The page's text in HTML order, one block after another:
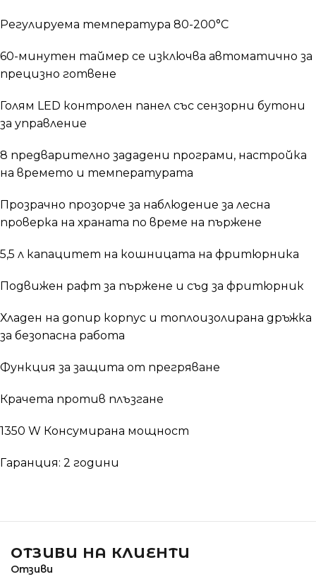
Регулируема температура 80-200°C
60-минутен таймер се изключва автоматично за
прецизно готвене
Голям LED контролен панел със сензорни бутони
за управление
8 предварително зададени програми, настройка
на времето и температурата
Прозрачно прозорче за наблюдение за лесна
проверка на храната по време на пържене
5,5 л капацитет на кошницата на фритюрника
Подвижен рафт за пържене и съд за фритюрник
Хладен на допир корпус и топлоизолирана дръжка
за безопасна работа
Функция за защита от прегряване
Крачета против плъзгане
1350 W Консумирана мощност
Гаранция: 2 години
ОТЗИВИ НА КЛИЕНТИ
Отзиви